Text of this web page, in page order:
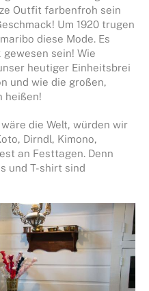
Outfit farbenfroh sein
Um 1920 trugen
diese Mode. Es
sein! Wie
heutiger Einheitsbrei
und wie die großen,
heißen!
die Welt, würden wir
Dirndl, Kimono,
an Festtagen. Denn
und T-shirt sind